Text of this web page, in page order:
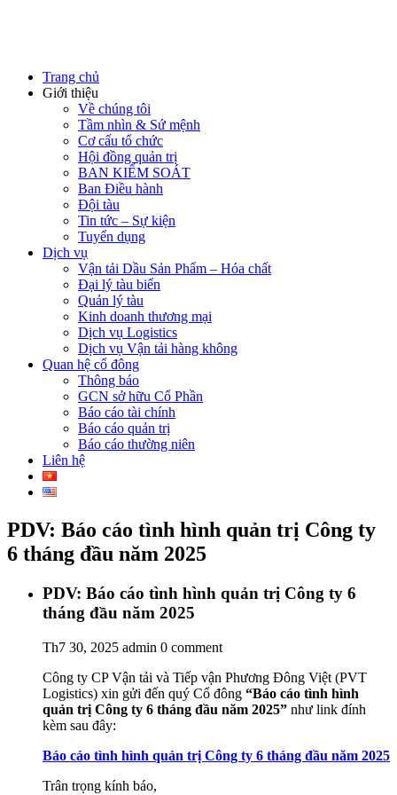
Trang chủ
Giới thiệu
Về chúng tôi
Tầm nhìn & Sứ mệnh
Cơ cấu tổ chức
Hội đồng quản trị
BAN KIỂM SOÁT
Ban Điều hành
Đội tàu
Tin tức – Sự kiện
Tuyển dụng
Dịch vụ
Vận tải Dầu Sản Phẩm – Hóa chất
Đại lý tàu biển
Quản lý tàu
Kinh doanh thương mại
Dịch vụ Logistics
Dịch vụ Vận tải hàng không
Quan hệ cổ đông
Thông báo
GCN sở hữu Cổ Phần
Báo cáo tài chính
Báo cáo quản trị
Báo cáo thường niên
Liên hệ
PDV: Báo cáo tình hình quản trị Công ty
6 tháng đầu năm 2025
PDV: Báo cáo tình hình quản trị Công ty 6
tháng đầu năm 2025
Th7 30, 2025 admin 0 comment
Công ty CP Vận tải và Tiếp vận Phương Đông Việt (PVT
Logistics) xin gửi đến quý Cổ đông “Báo cáo tình hình
quản trị Công ty 6 tháng đầu năm 2025” như link đính
kèm sau đây:
Báo cáo tình hình quản trị Công ty 6 tháng đầu năm 2025
Trân trọng kính báo,